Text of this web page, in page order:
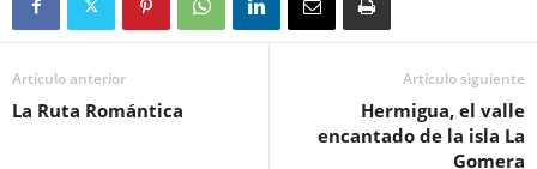
Artículo anterior
La Ruta Romántica
Artículo siguiente
Hermigua, el valle
encantado de la isla La
Gomera